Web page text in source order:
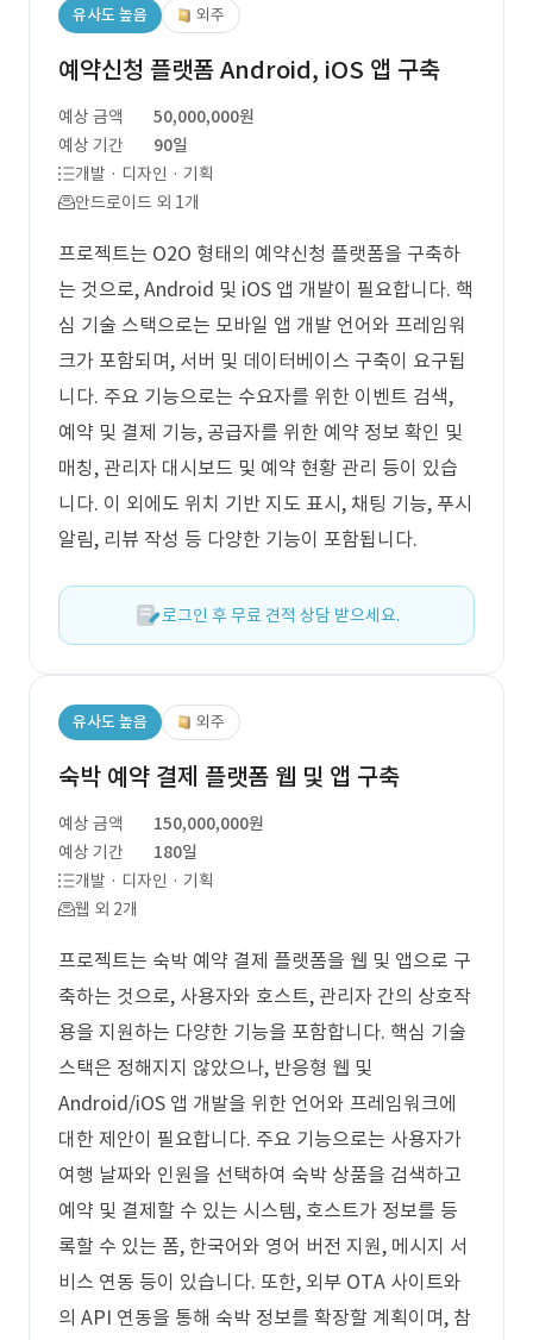
유사도 높음 외주
예약신청 플랫폼 Android, iOS 앱 구축
예상 금액
50,000,000원
예상 기간
90일
개발 · 디자인 · 기획
안드로이드 외 1개
프로젝트는 O2O 형태의 예약신청 플랫폼을 구축하
는 것으로, Android 및 iOS 앱 개발이 필요합니다. 핵
심 기술 스택으로는 모바일 앱 개발 언어와 프레임워
크가 포함되며, 서버 및 데이터베이스 구축이 요구됩
니다. 주요 기능으로는 수요자를 위한 이벤트 검색,
예약 및 결제 기능, 공급자를 위한 예약 정보 확인 및
매칭, 관리자 대시보드 및 예약 현황 관리 등이 있습
니다. 이 외에도 위치 기반 지도 표시, 채팅 기능, 푸시
알림, 리뷰 작성 등 다양한 기능이 포함됩니다.
로그인 후 무료 견적 상담 받으세요.
유사도 높음 외주
숙박 예약 결제 플랫폼 웹 및 앱 구축
예상 금액
150,000,000원
예상 기간
180일
개발 · 디자인 · 기획
웹 외 2개
프로젝트는 숙박 예약 결제 플랫폼을 웹 및 앱으로 구
축하는 것으로, 사용자와 호스트, 관리자 간의 상호작
용을 지원하는 다양한 기능을 포함합니다. 핵심 기술
스택은 정해지지 않았으나, 반응형 웹 및
Android/iOS 앱 개발을 위한 언어와 프레임워크에
대한 제안이 필요합니다. 주요 기능으로는 사용자가
여행 날짜와 인원을 선택하여 숙박 상품을 검색하고
예약 및 결제할 수 있는 시스템, 호스트가 정보를 등
록할 수 있는 폼, 한국어와 영어 버전 지원, 메시지 서
비스 연동 등이 있습니다. 또한, 외부 OTA 사이트와
의 API 연동을 통해 숙박 정보를 확장할 계획이며, 참